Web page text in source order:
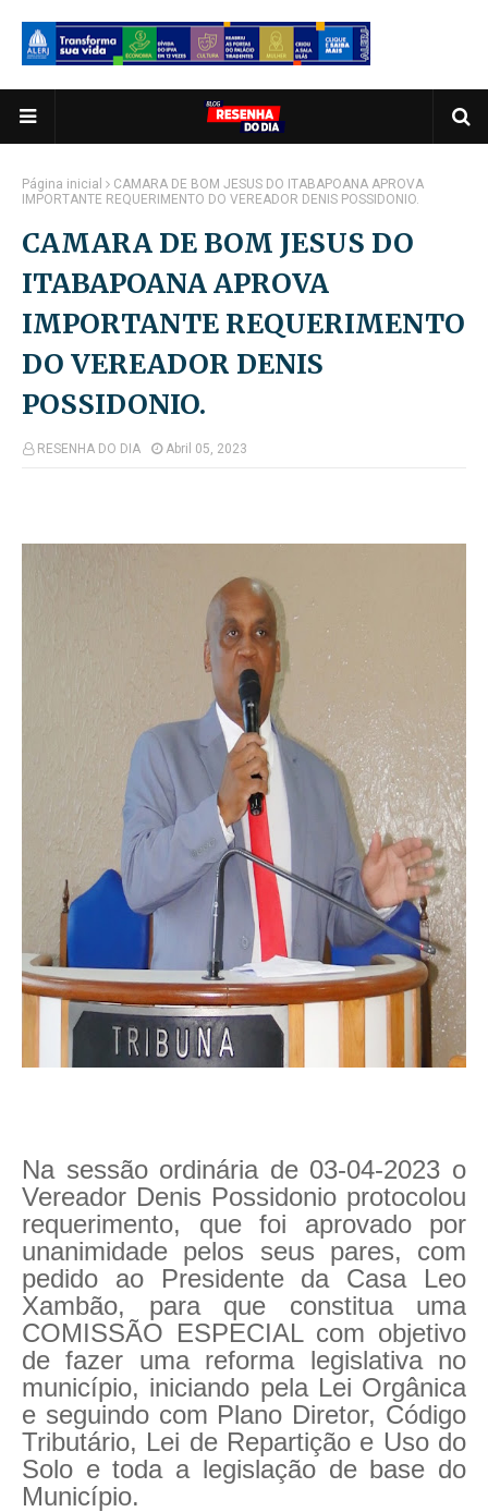
Página inicial
CAMARA DE BOM JESUS DO ITABAPOANA APROVA
IMPORTANTE REQUERIMENTO DO VEREADOR DENIS POSSIDONIO.
CAMARA DE BOM JESUS DO
ITABAPOANA APROVA
IMPORTANTE REQUERIMENTO
DO VEREADOR DENIS
POSSIDONIO.
RESENHA DO DIA Abril 05, 2023
Na sessão ordinária de 03-04-2023 o
Vereador Denis Possidonio protocolou
requerimento, que foi aprovado por
unanimidade pelos seus pares, com
pedido ao Presidente da Casa Leo
Xambão, para que constitua uma
COMISSÃO ESPECIAL com objetivo
de fazer uma reforma legislativa no
município, iniciando pela Lei Orgânica
e seguindo com Plano Diretor, Código
Tributário, Lei de Repartição e Uso do
Solo e toda a legislação de base do
Município.